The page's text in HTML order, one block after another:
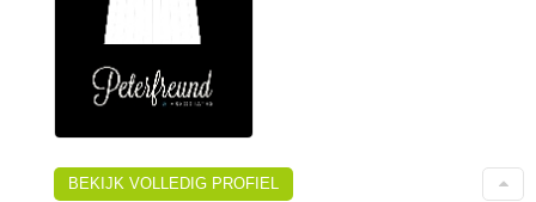
BEKIJK VOLLEDIG PROFIEL